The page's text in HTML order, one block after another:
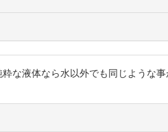
な液体なら水以外でも同じような